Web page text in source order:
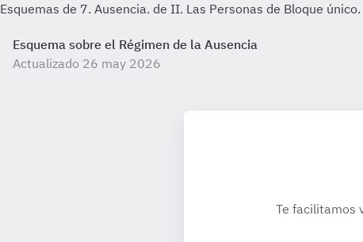
Esquemas de 7. Ausencia. de II. Las Personas de Bloque
Esquema sobre el Régimen de la Ausencia
Actualizado 26 may 2026
Te facilitamos